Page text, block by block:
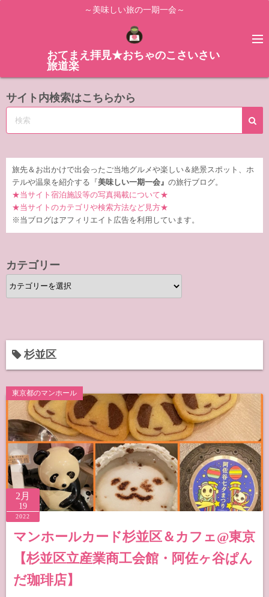
ス
ッ
～美味しい旅の一期一会～
おてまえ拝見★おちゃのこさいさい
旅道楽
サイト内検索はこちらから
旅先＆お出かけで出会ったご当地グルメや楽しい＆絶景スポット、ホ
テルや温泉を紹介する『 美味しい一期一会』 の旅行ブログ。
★当サイト宿泊施設等の写真掲載について★
★当サイトのカテゴリや検索方法など見方★
※当ブログはアフィリエイト広告を利用しています。
カテゴリー
カ
テ
ー
杉並区
東京都のマンホール
2月
19
2022
マンホールカード杉並区＆カフェ@東京
【杉並区立産業商工会館・阿佐ヶ谷ぱん
だ珈琲店】